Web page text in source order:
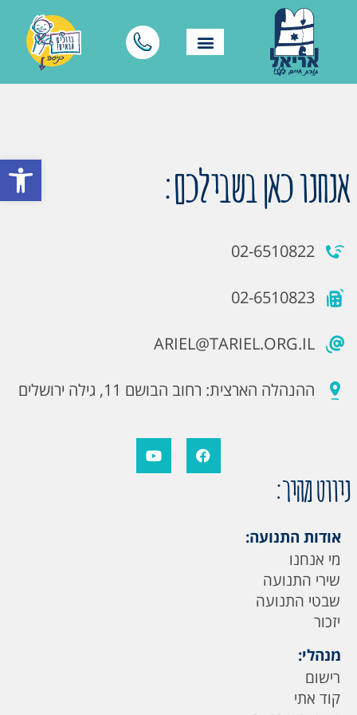
פתח אנחנו כאן בשבילכם:
02-6510822
02-6510823
ARIEL@TARIEL.ORG.IL
ההנהלה הארצית: רחוב הבושם 11, גילה ירושלים
ניווט מהיר:
אודות התנועה:
מי אנחנו
שירי התנועה
שבטי התנועה
יזכור
מנהלי:
רישום
קוד אתי